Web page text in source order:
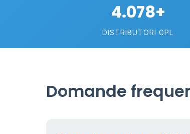
4.078+
DISTRIBUTORI GPL
Domande